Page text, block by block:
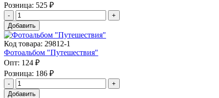
Розница: 525 ₽
Добавить
Код товара: 29812-1
Фотоальбом "Путешествия"
Опт: 124 ₽
Розница: 186 ₽
Добавить